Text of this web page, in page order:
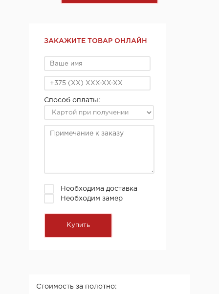
ЗАКАЖИТЕ ТОВАР ОНЛАЙН
Способ оплаты:
Необходима доставка
Необходим замер
Стоимость за полотно: